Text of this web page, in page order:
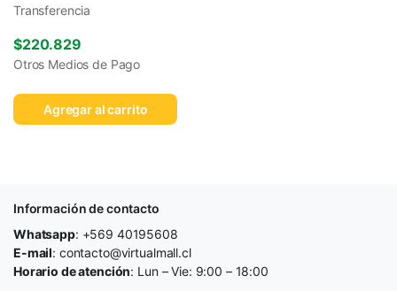
Transferencia
$220.829
Otros Medios de Pago
Agregar al carrito
Información de contacto
Whatsapp: +569 40195608
E-mail: contacto@virtualmall.cl
Horario de atención: Lun – Vie: 9:00 – 18:00